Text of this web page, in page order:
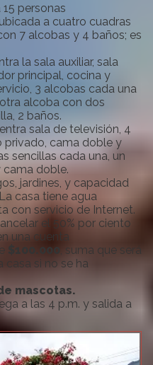
personas
a cuatro cuadras
7 alcobas y 4 baños; es
la sala auxiliar, sala
principal, cocina y
3 alcobas cada una
alcoba con dos
2 baños.
sala de televisión, 4
privado, cama doble y
sencillas cada una, un
cama doble.
jardines, y capacidad
casa tiene agua
con servicio de Internet.
el 50% por ciento
una cuenta
$100.000
, suma que será
casa si no se ha
mascotas.
a las 4 p.m. y salida a